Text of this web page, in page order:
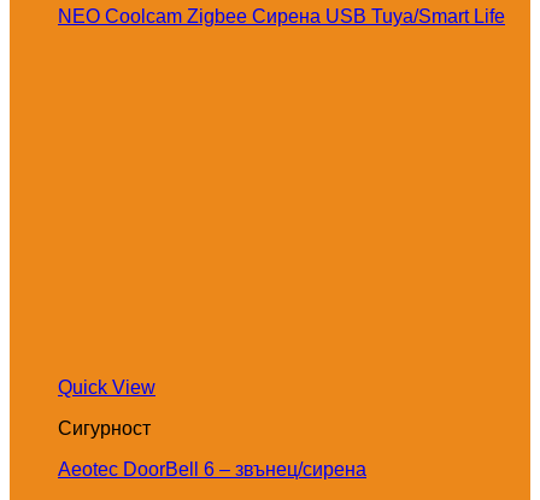
NEO Coolcam Zigbee Сирена USB Tuya/Smart Life
Quick View
Сигурност
Aeotec DoorBell 6 – звънец/сирена